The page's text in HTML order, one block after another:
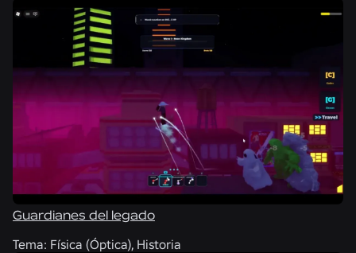
Guardianes del legado
Tema: Física (Óptica), Historia